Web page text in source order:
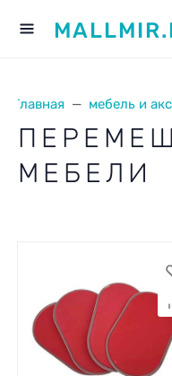
Главная мебель и
МЕБЕЛИ